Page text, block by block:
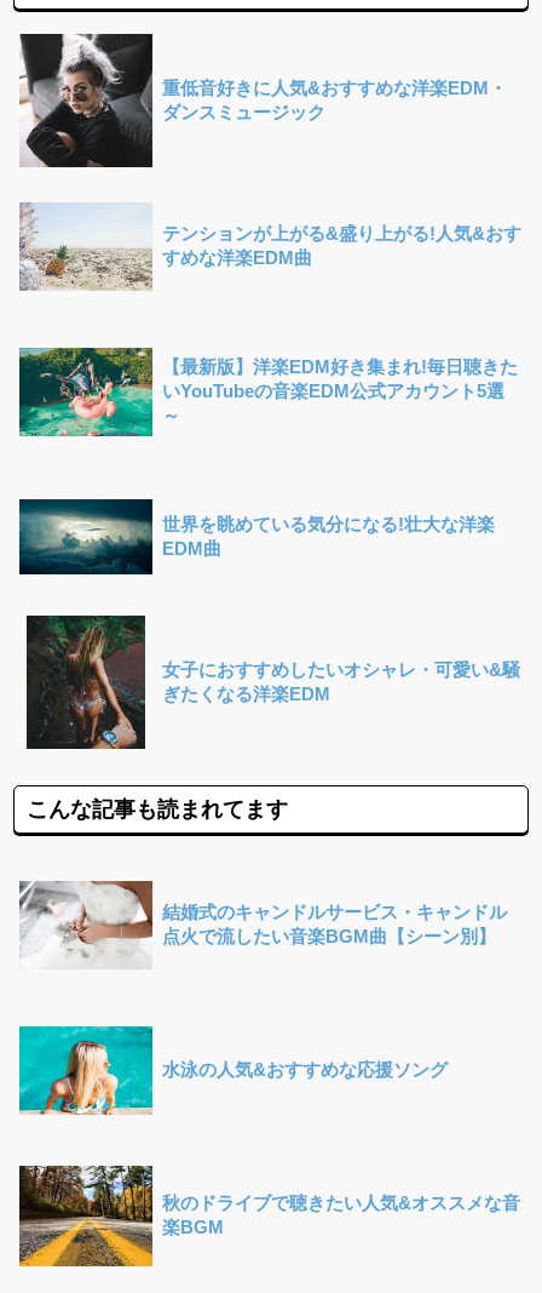
重低音好きに人気&おすすめな洋楽EDM・
ダンスミュージック
テンションが上がる&盛り上がる!人気&おす
すめな洋楽EDM曲
【最新版】洋楽EDM好き集まれ!毎日聴きた
いYouTubeの音楽EDM公式アカウント5選
～
世界を眺めている気分になる!壮大な洋楽
EDM曲
女子におすすめしたいオシャレ・可愛い&騒
ぎたくなる洋楽EDM
こんな記事も読まれてます
結婚式のキャンドルサービス・キャンドル
点火で流したい音楽BGM曲【シーン別】
水泳の人気&おすすめな応援ソング
秋のドライブで聴きたい人気&オススメな音
楽BGM